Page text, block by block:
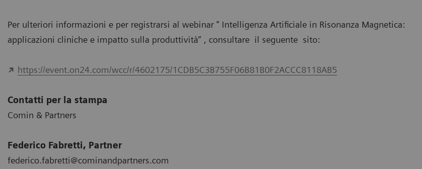
Per ulteriori informazioni e per registrarsi al webinar " Intelligenza Artificiale in Risonanza Magnetica:
applicazioni cliniche e impatto sulla produttività” , consultare il seguente sito:
https://event.on24.com/wcc/r/4602175/1CDB5C3B755F06B81B0F2ACCC8118AB5
Contatti per la stampa
Comin & Partners
Federico Fabretti, Partner
federico.fabretti@cominandpartners.com